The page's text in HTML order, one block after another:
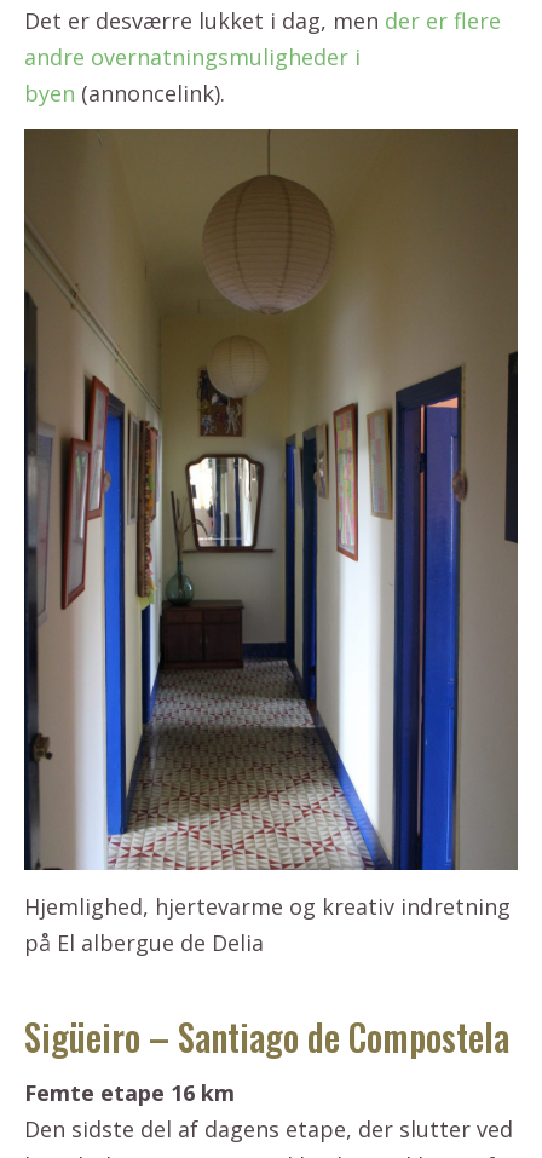
Det er desværre lukket i dag, men der er flere
andre overnatningsmuligheder i
byen (annoncelink).
Hjemlighed, hjertevarme og kreativ indretning
på El albergue de Delia
Sigüeiro – Santiago de Compostela
Femte etape 16 km
Den sidste del af dagens etape, der slutter ved